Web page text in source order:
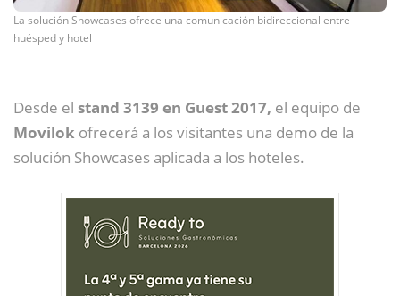
La solución Showcases ofrece una comunicación bidireccional entre
huésped y hotel
Desde el stand 3139 en Guest 2017, el equipo de
Movilok ofrecerá a los visitantes una demo de la
solución Showcases aplicada a los hoteles.